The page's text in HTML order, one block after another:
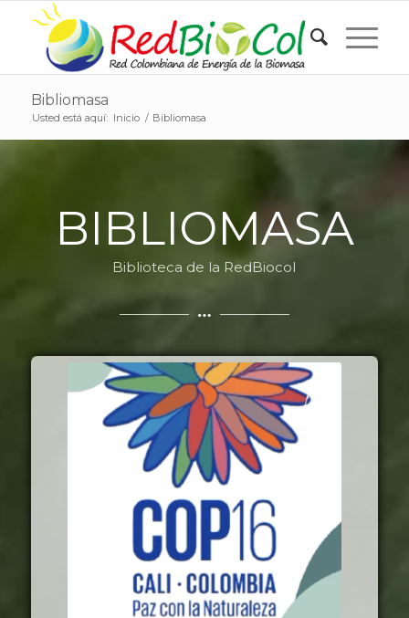
Bibliomasa
Usted está aquí: Inicio / Bibliomasa
BIBLIOMASA
Biblioteca de la RedBiocol